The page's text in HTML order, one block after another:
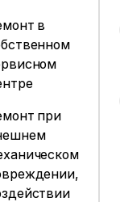
в
при